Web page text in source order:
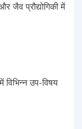
जैव प्रौद्योगिकी में
विभिन्न उप-विषय